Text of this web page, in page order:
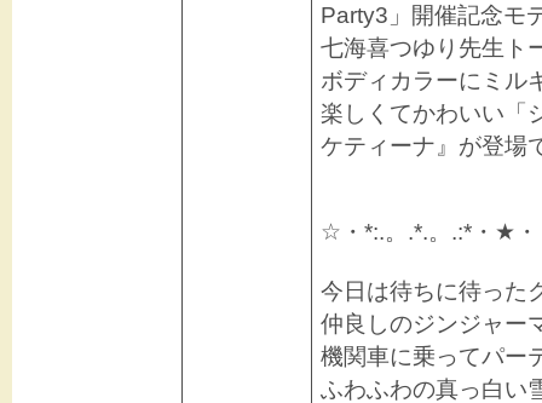
Party3」開催記念モ
七海喜つゆり先生ト
ボディカラーにミル
楽しくてかわいい「
ケティーナ』が登場
☆・*:.。.*.。.:*・★
今日は待ちに待った
仲良しのジンジャー
機関車に乗ってパー
ふわふわの真っ白い